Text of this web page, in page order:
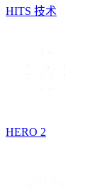
HITS 技术
HERO 2